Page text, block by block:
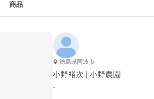
商品
徳島県阿波市
小野裕次 | 小野農園
-